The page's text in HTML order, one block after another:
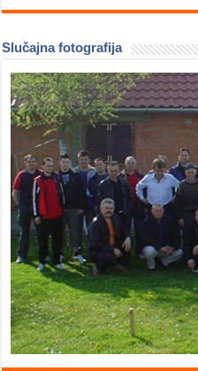
Slučajna fotografija